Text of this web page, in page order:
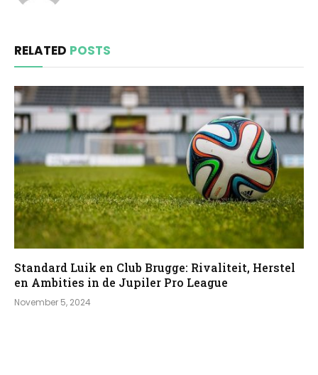
RELATED POSTS
Standard Luik en Club Brugge: Rivaliteit, Herstel
en Ambities in de Jupiler Pro League
November 5, 2024